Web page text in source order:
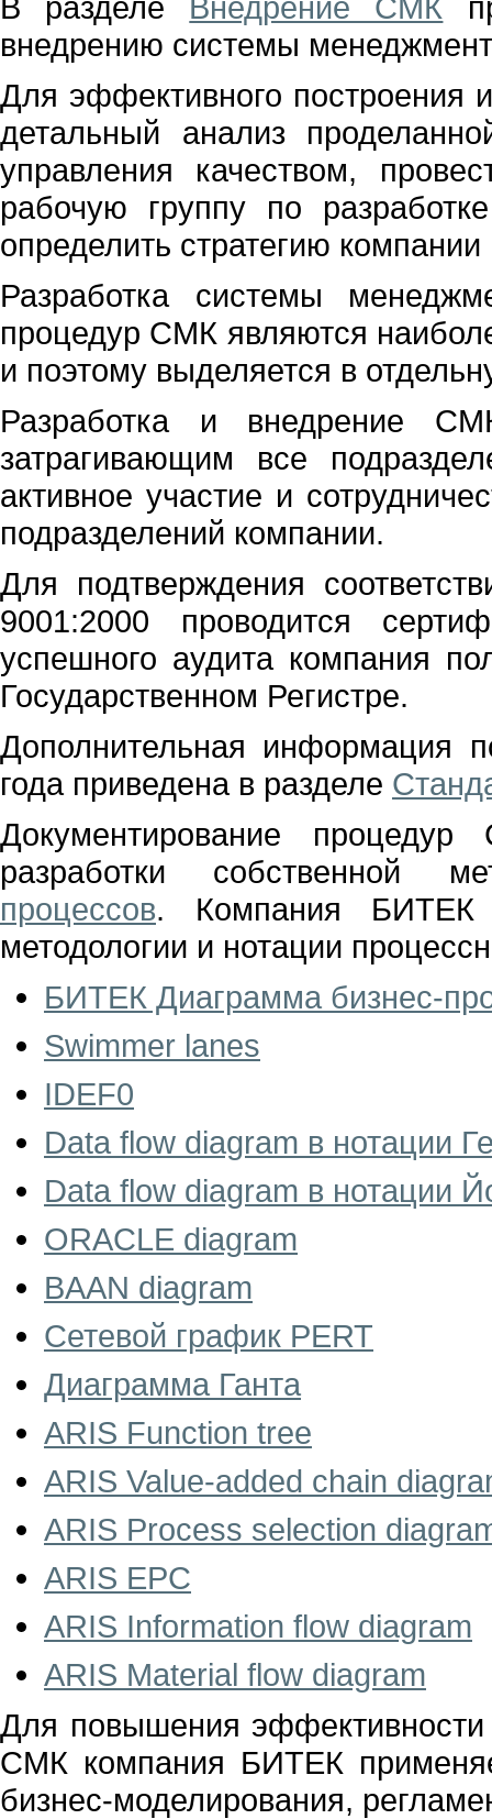
внедрению системы
Для эффективного построения
детальный анализ
управления качеством,
рабочую группу по
определить стратегию компании
Разработка системы
процедур СМК являются
и поэтому выделяется в
Разработка и внедрение
затрагивающим все
активное участие и
подразделений компании.
Для подтверждения
9001:2000 проводится
успешного аудита компания
Государственном Регистре.
Дополнительная информация
года приведена в разделе
Документирование
разработки собственной
процессов. Компания БИТЕК
методологии и нотации
БИТЕК Диаграмма бизнес-
Swimmer lanes
IDEF0
Data flow diagram в нотации
Data flow diagram в нотации
ORACLE diagram
BAAN diagram
Сетевой график PERT
Диаграмма Ганта
ARIS Function tree
ARIS Value-added chain
ARIS Process selection
ARIS EPC
ARIS Information flow diagram
ARIS Material flow diagram
Для повышения
СМК компания БИТЕК
бизнес-моделирования,